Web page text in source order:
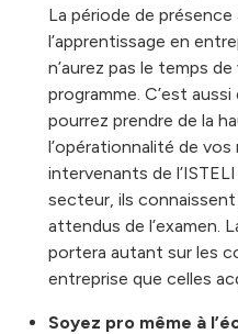
La période de
l’apprentissage en
n’aurez pas le temps
programme. C’est
pourrez prendre de la
l’opérationnalité de vos
intervenants de
secteur, ils
attendus de l’examen.
portera autant sur les
entreprise que celles
Soyez pro même à